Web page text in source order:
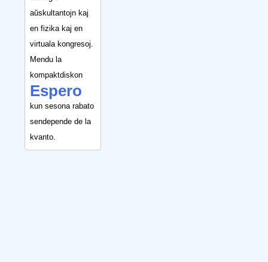
aŭskultantojn kaj
en fizika kaj en
virtuala kongresoj.
Mendu la
kompaktdiskon
Espero
kun sesona rabato
sendepende de la
kvanto.